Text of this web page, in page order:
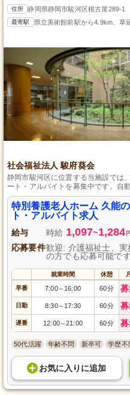
住所 静岡県静岡市駿河区根古屋289-1
最寄駅 県立美術館前駅から4.9km、草
社会福祉法人 駿府葵会
静岡市駿河区に位置する当施設では
ート・アルバイトを募集中です。自
活サポートに情熱を持ち、楽しい時
残業が少なく正社員への登用実績
働き方が可能です。
特別養護老人ホーム 久能
ト・アルバイト求人
給与 時給 1,097~1,284 円
応募要件歓迎: 介護福祉士、
の方でも応募可能です
就業時間 休憩 月
早番 7:00～ 16:00 60分
日勤 8:30～ 17:30 60分
遅番 12:00～21:00 60分
50代活躍 年齢不問 新卒可 学歴不
お気に入り に追加